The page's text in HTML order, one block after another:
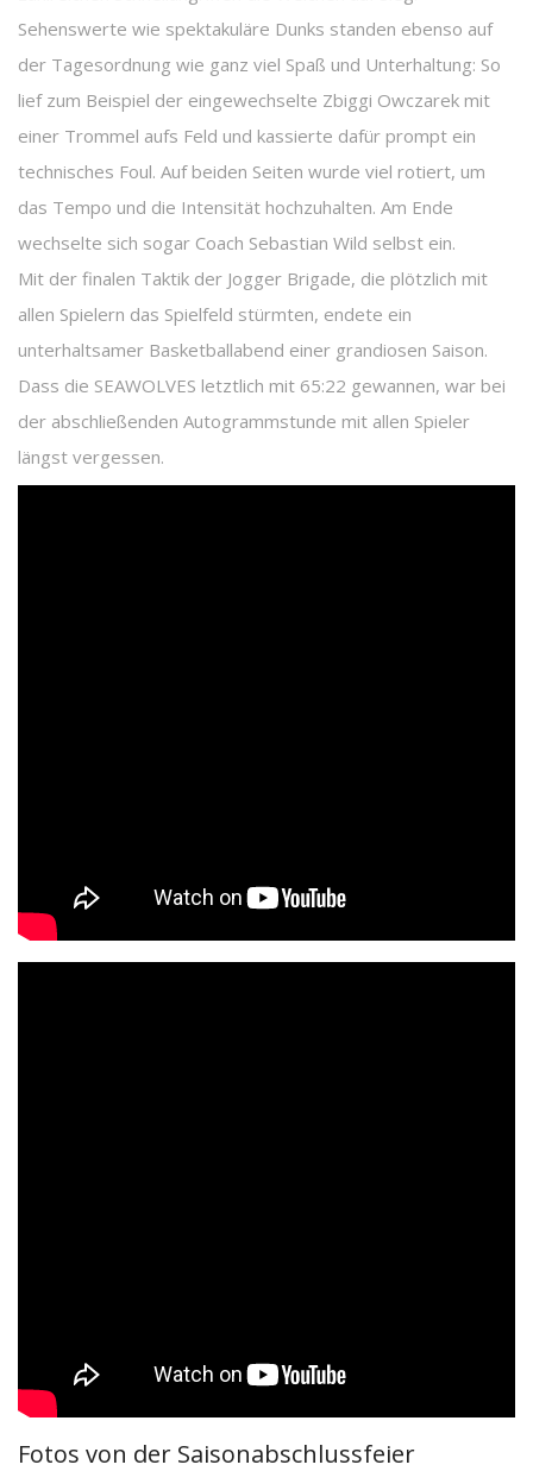
Sehenswerte wie spektakuläre Dunks standen ebenso auf
der Tagesordnung wie ganz viel Spaß und Unterhaltung: So
lief zum Beispiel der eingewechselte Zbiggi Owczarek mit
einer Trommel aufs Feld und kassierte dafür prompt ein
technisches Foul. Auf beiden Seiten wurde viel rotiert, um
das Tempo und die Intensität hochzuhalten. Am Ende
wechselte sich sogar Coach Sebastian Wild selbst ein.
Mit der finalen Taktik der Jogger Brigade, die plötzlich mit
allen Spielern das Spielfeld stürmten, endete ein
unterhaltsamer Basketballabend einer grandiosen Saison.
Dass die SEAWOLVES letztlich mit 65:22 gewannen, war bei
der abschließenden Autogrammstunde mit allen Spieler
längst vergessen.
Fotos von der Saisonabschlussfeier